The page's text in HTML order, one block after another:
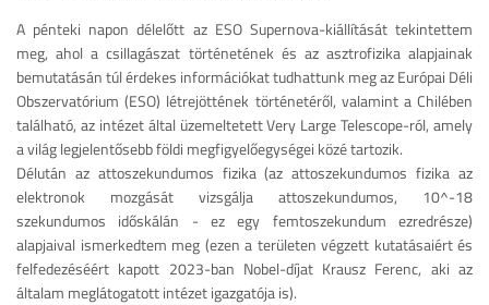
A pénteki napon délelőtt az ESO Supernova-kiállítását tekintettem
meg, ahol a csillagászat történetének és az asztrofizika alapjainak
bemutatásán túl érdekes információkat tudhattunk meg az Európai Déli
Obszervatórium (ESO) létrejöttének történetéről, valamint a Chilében
található, az intézet által üzemeltetett Very Large Telescope-ról, amely
a világ legjelentősebb földi megfigyelőegységei közé tartozik.
Délután az attoszekundumos fizika (az attoszekundumos fizika az
elektronok mozgását vizsgálja attoszekundumos, 10^-18
szekundumos időskálán - ez egy femtoszekundum ezredrésze)
alapjaival ismerkedtem meg (ezen a területen végzett kutatásaiért és
felfedezéséért kapott 2023-ban Nobel-díjat Krausz Ferenc, aki az
általam meglátogatott intézet igazgatója is).